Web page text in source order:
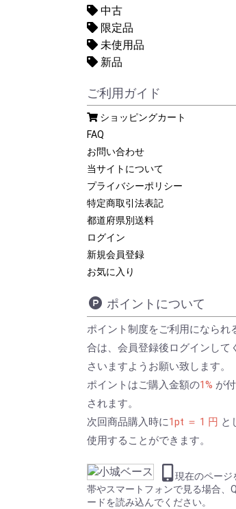
中古
限定品
未使用品
新品
ご利用ガイド
ショッピングカート
FAQ
お問い合わせ
当サイトについて
プライバシーポリシー
特定商取引法表記
都道府県別送料
ログイン
新規会員登録
お気に入り
ポイントについて
ポイント制度をご利用になられ
合は、会員登録後ログインして
さいますようお願い致します。
ポイントはご購入金額の1% が
されます。
次回商品購入時に1pt ＝ 1 円 と
使用することができます。
現在のページ
帯やスマートフォンで見る場合、
ードを読み込んでください。